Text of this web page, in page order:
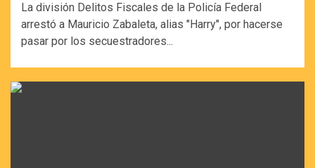
La división Delitos Fiscales de la Policía Federal
arrestó a Mauricio Zabaleta, alias "Harry", por hacerse
pasar por los secuestradores...